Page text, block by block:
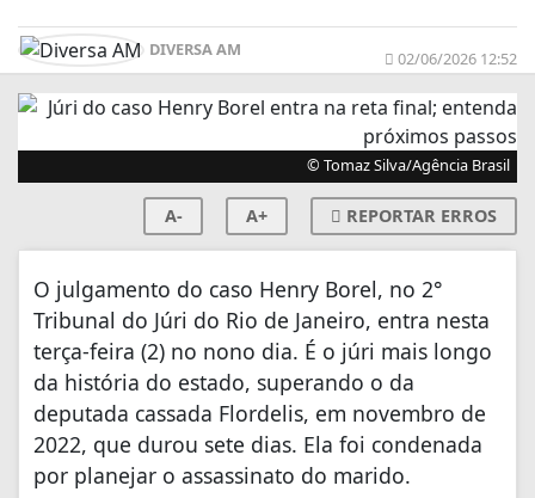
DIVERSA AM 02/06/2026 12:52
© Tomaz Silva/Agência Brasil
A- A+ REPORTAR ERROS
O julgamento do caso Henry Borel, no 2°
Tribunal do Júri do Rio de Janeiro, entra nesta
terça-feira (2) no nono dia. É o júri mais longo
da história do estado, superando o da
deputada cassada Flordelis, em novembro de
2022, que durou sete dias. Ela foi condenada
por planejar o assassinato do marido.